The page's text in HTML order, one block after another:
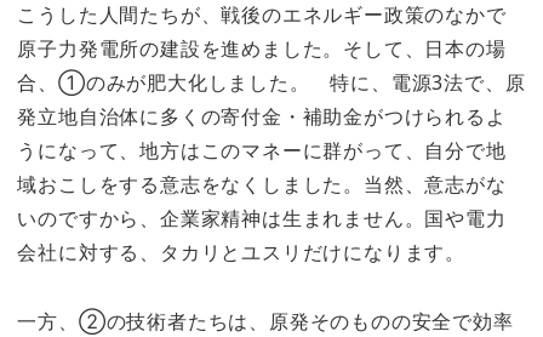
こうした人間たちが、戦後のエネルギー政策のなかで
原子力発電所の建設を進めました。そして、日本の場
合、①のみが肥大化しました。 特に、電源3法で、原
発立地自治体に多くの寄付金・補助金がつけられるよ
うになって、地方はこのマネーに群がって、自分で地
域おこしをする意志をなくしました。当然、意志がな
いのですから、企業家精神は生まれません。国や電力
会社に対する、タカリとユスリだけになります。
一方、②の技術者たちは、原発そのものの安全で効率